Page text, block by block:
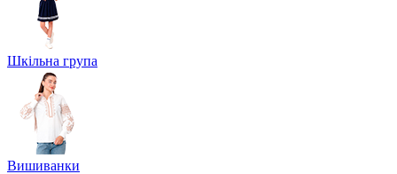
Шкільна група
Вишиванки